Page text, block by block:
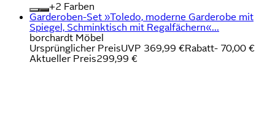
+
Farben
Garderoben-Set »Toledo, moderne Garderobe mit
Spiegel, Schminktisch mit Regalfächern«...
borchardt Möbel
Ursprünglicher PreisUVP 369,99 €Rabatt- 70,00 €
Aktueller Preis299,99 €